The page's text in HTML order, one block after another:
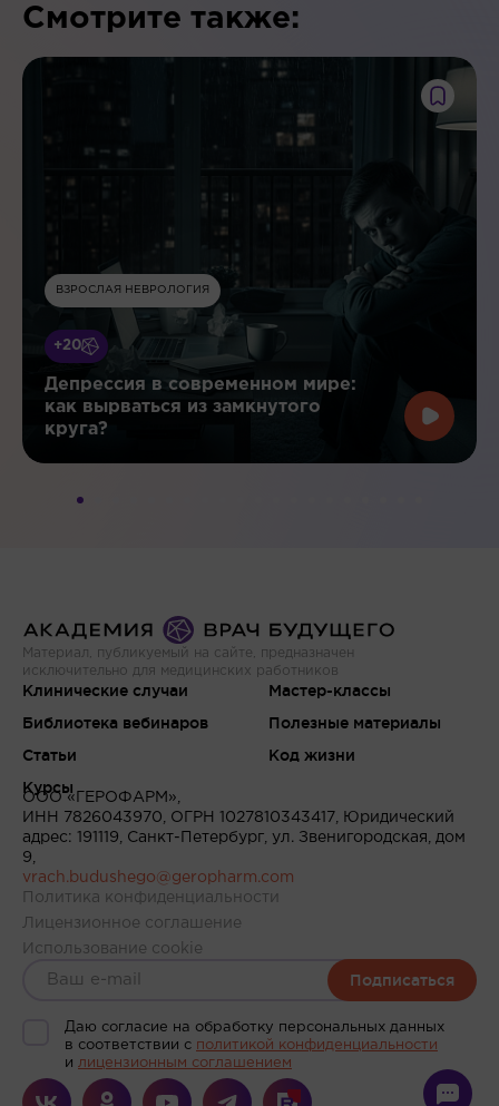
Смотрите также:
ВЗРОСЛАЯ НЕВРОЛОГИЯ
+20
Депрессия в современном мире:
как вырваться из замкнутого
круга?
Материал, публикуемый на сайте, предназначен
исключительно для медицинских работников
Клинические случаи
Библиотека вебинаров
Статьи
Курсы
Мастер-классы
Полезные материалы
Код жизни
ООО «ГЕРОФАРМ»,
ИНН 7826043970, ОГРН 1027810343417, Юридический
адрес: 191119, Санкт-Петербург, ул. Звенигородская, дом
9,
vrach.budushego@geropharm.com
Политика конфиденциальности
Лицензионное соглашение
Использование cookie
Подписаться
Даю согласие на обработку персональных данных
в соответствии c политикой конфиденциальности
и лицензионным соглашением